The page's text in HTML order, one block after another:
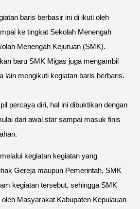
baris berbasir ini di ikuti oleh
ke tingkat Sekolah Menengah
Menengah Kejuruan (SMK).
baru SMK Migas juga mengambil
lain mengikuti kegiatan baris berbaris.
percaya diri, hal ini dibuktikan dengan
dari awal star sampai masuk finis
kegiatan kegiatan yang
Gereja maupun Pemerintah, SMK
kegiatan tersebut, sehingga SMK
Masyarakat Kabupaten Kepulauan